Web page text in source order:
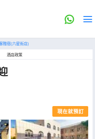
雅宿(六星街店)
酒店政策
現在就預訂